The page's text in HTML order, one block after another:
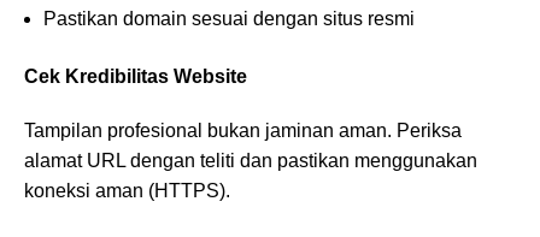
Pastikan domain sesuai dengan situs resmi
Cek Kredibilitas Website
Tampilan profesional bukan jaminan aman. Periksa
alamat URL dengan teliti dan pastikan menggunakan
koneksi aman (HTTPS).